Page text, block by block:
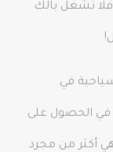
فلا تشغل بالك
في
في الحصول على
أكثر من مجرد